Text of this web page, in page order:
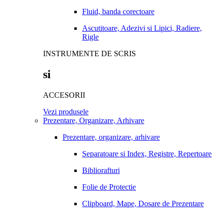
Fluid, banda corectoare
Ascutitoare, Adezivi si Lipici, Radiere,
Rigle
INSTRUMENTE DE SCRIS
si
ACCESORII
Vezi produsele
Prezentare, Organizare, Arhivare
Prezentare, organizare, arhivare
Separatoare si Index, Registre, Repertoare
Bibliorafturi
Folie de Protectie
Clipboard, Mape, Dosare de Prezentare